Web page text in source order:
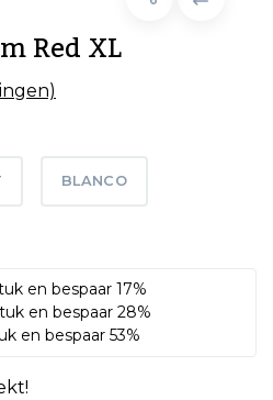
Red XL
BLANCO
en bespaar 17%
en bespaar 28%
en bespaar 53%